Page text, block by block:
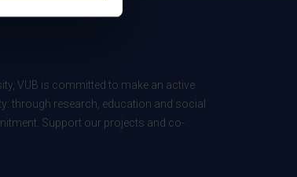
VUB is committed to make an active
through research, education and social
Support our projects and co-